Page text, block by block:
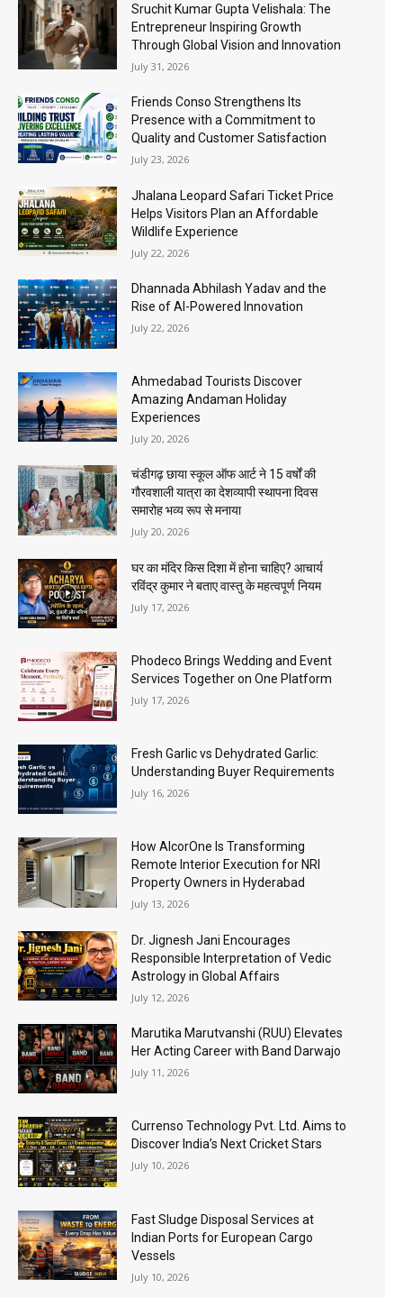
Sruchit Kumar Gupta Velishala: The
Entrepreneur Inspiring Growth
Through Global Vision and Innovation
July 31, 2026
Friends Conso Strengthens Its
Presence with a Commitment to
Quality and Customer Satisfaction
July 23, 2026
Jhalana Leopard Safari Ticket Price
Helps Visitors Plan an Affordable
Wildlife Experience
July 22, 2026
Dhannada Abhilash Yadav and the
Rise of AI-Powered Innovation
July 22, 2026
Ahmedabad Tourists Discover
Amazing Andaman Holiday
Experiences
July 20, 2026
चंडीगढ़ छाया स्कूल ऑफ आर्ट ने 15 वर्षों की
गौरवशाली यात्रा का देशव्यापी स्थापना दिवस
समारोह भव्य रूप से मनाया
July 20, 2026
घर का मंदिर किस दिशा में होना चाहिए? आचार्य
रविंद्र कुमार ने बताए वास्तु के महत्वपूर्ण नियम
July 17, 2026
Phodeco Brings Wedding and Event
Services Together on One Platform
July 17, 2026
Fresh Garlic vs Dehydrated Garlic:
Understanding Buyer Requirements
July 16, 2026
How AlcorOne Is Transforming
Remote Interior Execution for NRI
Property Owners in Hyderabad
July 13, 2026
Dr. Jignesh Jani Encourages
Responsible Interpretation of Vedic
Astrology in Global Affairs
July 12, 2026
Marutika Marutvanshi (RUU) Elevates
Her Acting Career with Band Darwajo
July 11, 2026
Currenso Technology Pvt. Ltd. Aims to
Discover India’s Next Cricket Stars
July 10, 2026
Fast Sludge Disposal Services at
Indian Ports for European Cargo
Vessels
July 10, 2026